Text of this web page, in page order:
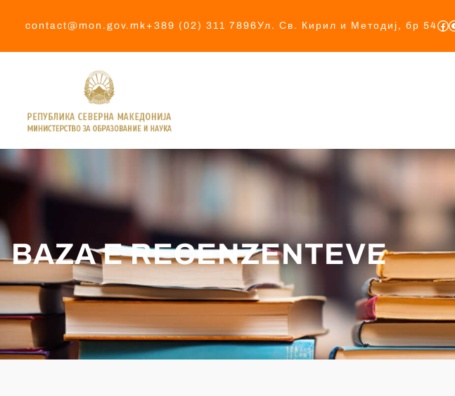
contact@mon.gov.mk +389 (02) 311 7896Ул. Св. Кирил и Методиј, бр 54
BAZA E RECENZENTEVE